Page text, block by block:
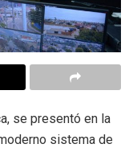
se presentó en la
sistema de